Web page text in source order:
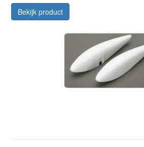
Bekijk product